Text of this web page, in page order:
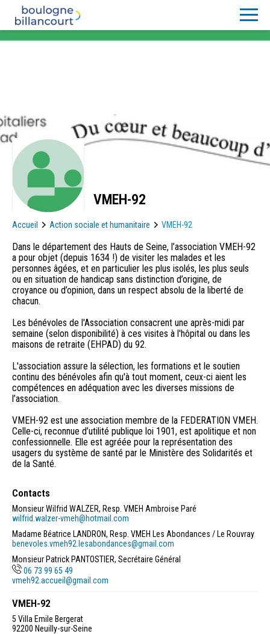
VMEH-92
Accueil Action sociale et humanitaire VMEH-92
Dans le département des Hauts de Seine, l’association VMEH-92
a pour objet (depuis 1634 !) de visiter les malades et les
personnes âgées, et en particulier les plus isolés, les plus seuls
ou en situation de handicap sans distinction d’origine, de
croyance ou d’opinion, dans un respect absolu de la liberté de
chacun.
Les bénévoles de l'Association consacrent une après-midi par
semaine (selon disponibilité) à ces visites à l'hôpital ou dans les
maisons de retraite (EHPAD) du 92.
L'association assure la sélection, les formations et le soutien
continu des bénévoles afin qu'à tout moment, ceux-ci aient les
compétences en adéquation avec les diverses missions de
l’association.
VMEH-92 est une association membre de la FEDERATION VMEH.
Celle-ci, reconnue d’utilité publique loi 1901, est apolitique et non
confessionnelle. Elle est agréée pour la représentation des
usagers du système de santé par le Ministère des Solidarités et
Contacts
Monsieur Wilfrid WALZER, Resp. VMEH Ambroise Paré
wilfrid.walzer-vmeh@hotmail.com
Madame Béatrice LANDRON, Resp. VMEH Les Abondances / Le Rouvray
benevoles.vmeh92.lesabondances@gmail.com
Monsieur Patrick PANTOSTIER, Secrétaire Général
06 73 99 65 49
vmeh92.accueil@gmail.com
VMEH-92
5 Villa Emile Bergerat
92200 Neuilly-sur-Seine